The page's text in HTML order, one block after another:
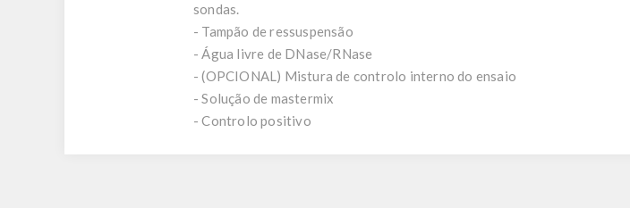
sondas.
- Tampão de ressuspensão
- Água livre de DNase/RNase
- (OPCIONAL) Mistura de controlo interno do ensaio
- Solução de mastermix
- Controlo positivo